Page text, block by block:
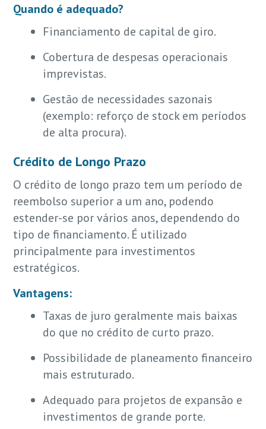
Quando é adequado?
Financiamento de capital de giro.
Cobertura de despesas operacionais
imprevistas.
Gestão de necessidades sazonais
(exemplo: reforço de stock em períodos
de alta procura).
Crédito de Longo Prazo
O crédito de longo prazo tem um período de
reembolso superior a um ano, podendo
estender-se por vários anos, dependendo do
tipo de financiamento. É utilizado
principalmente para investimentos
estratégicos.
Vantagens:
Taxas de juro geralmente mais baixas
do que no crédito de curto prazo.
Possibilidade de planeamento financeiro
mais estruturado.
Adequado para projetos de expansão e
investimentos de grande porte.